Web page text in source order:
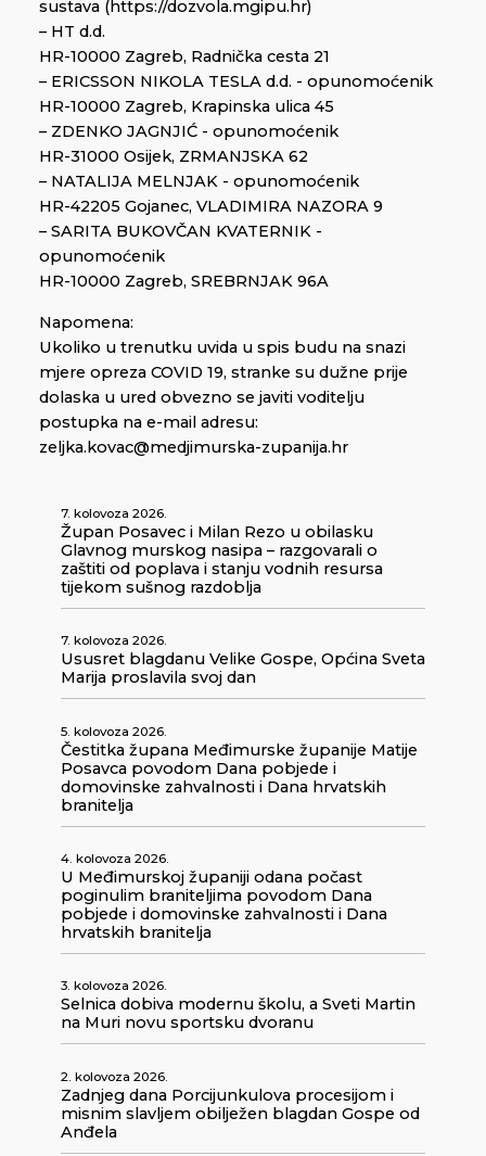
sustava (https://dozvola.mgipu.hr)
– HT d.d.
HR-10000 Zagreb, Radnička cesta 21
– ERICSSON NIKOLA TESLA d.d. - opunomoćenik
HR-10000 Zagreb, Krapinska ulica 45
– ZDENKO JAGNJIĆ - opunomoćenik
HR-31000 Osijek, ZRMANJSKA 62
– NATALIJA MELNJAK - opunomoćenik
HR-42205 Gojanec, VLADIMIRA NAZORA 9
– SARITA BUKOVČAN KVATERNIK -
opunomoćenik
HR-10000 Zagreb, SREBRNJAK 96A
Napomena:
Ukoliko u trenutku uvida u spis budu na snazi
mjere opreza COVID 19, stranke su dužne prije
dolaska u ured obvezno se javiti voditelju
postupka na e-mail adresu:
zeljka.kovac@medjimurska-zupanija.hr
7. kolovoza 2026.
Župan Posavec i Milan Rezo u obilasku
Glavnog murskog nasipa – razgovarali o
zaštiti od poplava i stanju vodnih resursa
tijekom sušnog razdoblja
7. kolovoza 2026.
Ususret blagdanu Velike Gospe, Općina Sveta
Marija proslavila svoj dan
5. kolovoza 2026.
Čestitka župana Međimurske županije Matije
Posavca povodom Dana pobjede i
domovinske zahvalnosti i Dana hrvatskih
branitelja
4. kolovoza 2026.
U Međimurskoj županiji odana počast
poginulim braniteljima povodom Dana
pobjede i domovinske zahvalnosti i Dana
hrvatskih branitelja
3. kolovoza 2026.
Selnica dobiva modernu školu, a Sveti Martin
na Muri novu sportsku dvoranu
2. kolovoza 2026.
Zadnjeg dana Porcijunkulova procesijom i
misnim slavljem obilježen blagdan Gospe od
Anđela